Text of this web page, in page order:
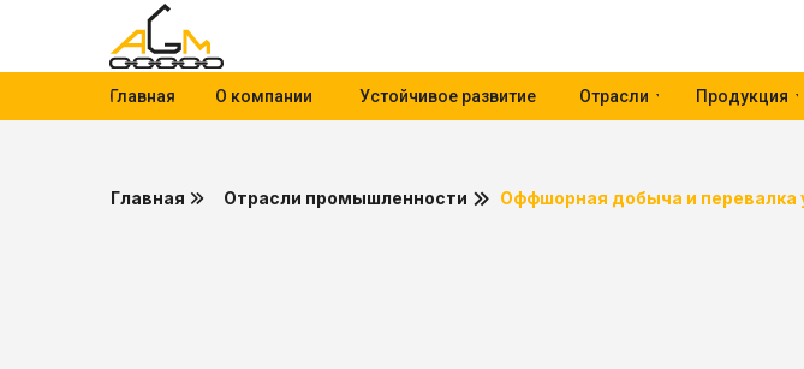
Главная О компании Устойчивое развитие Отрасли Продукция
Оффшорная добыча и перевалка
Отрасли промышленности
Главная